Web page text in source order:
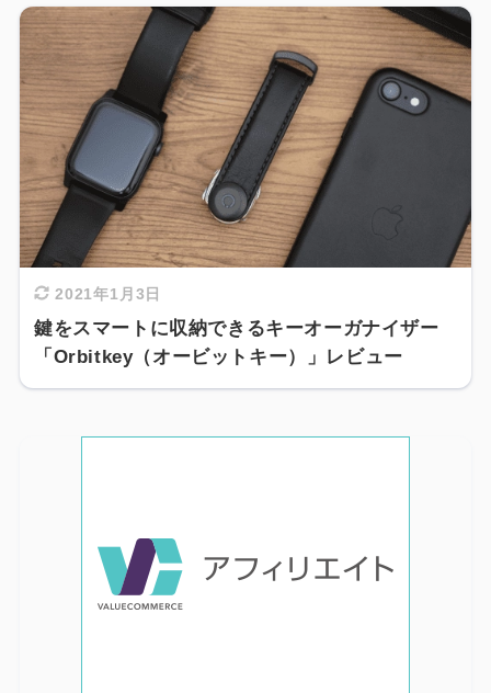
2021年1月3日
鍵をスマートに収納できるキーオーガナイザー
「Orbitkey（オービットキー）」レビュー